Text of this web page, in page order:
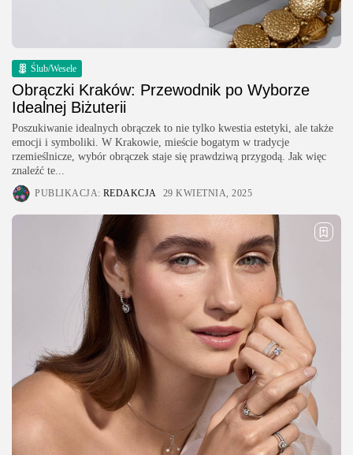
Ślub/Wesele
Obrączki Kraków: Przewodnik po Wyborze
Idealnej Biżuterii
Poszukiwanie idealnych obrączek to nie tylko kwestia estetyki, ale także
emocji i symboliki. W Krakowie, mieście bogatym w tradycje
rzemieślnicze, wybór obrączek staje się prawdziwą przygodą. Jak więc
znaleźć te...
PUBLIKACJA: REDAKCJA 29 KWIETNIA, 2025